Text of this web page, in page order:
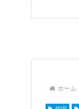
ホーム